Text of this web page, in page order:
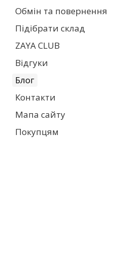
Обмін та повернення
Підібрати склад
ZAYA CLUB
Відгуки
Блог
Контакти
Мапа сайту
Покупцям